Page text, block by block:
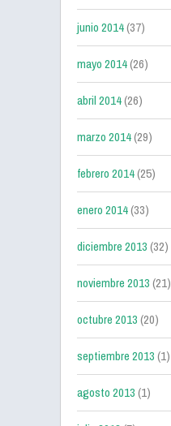
junio 2014(37)
mayo 2014(26)
abril 2014(26)
marzo 2014(29)
febrero 2014(25)
enero 2014(33)
diciembre 2013(32)
noviembre 2013(21)
octubre 2013(20)
septiembre 2013(1)
agosto 2013(1)